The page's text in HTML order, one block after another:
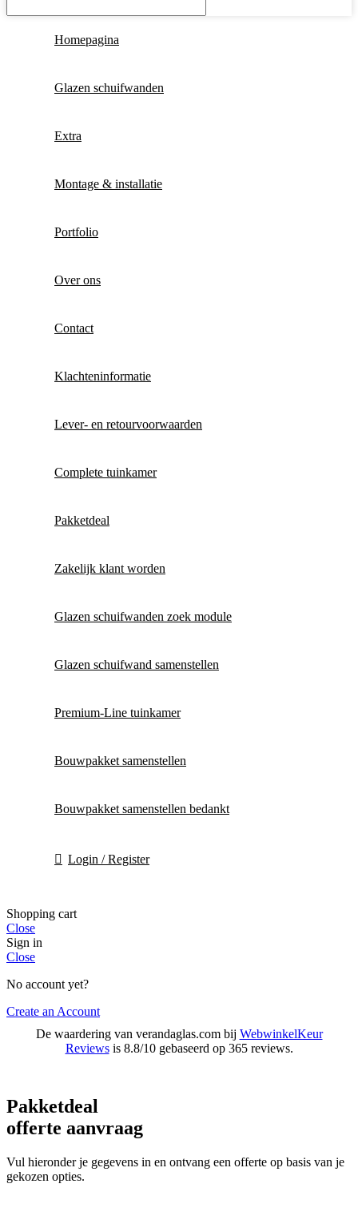
Homepagina
Glazen schuifwanden
Extra
Montage & installatie
Portfolio
Over ons
Contact
Klachteninformatie
Lever- en retourvoorwaarden
Complete tuinkamer
Pakketdeal
Zakelijk klant worden
Glazen schuifwanden zoek module
Glazen schuifwand samenstellen
Premium-Line tuinkamer
Bouwpakket samenstellen
Bouwpakket samenstellen bedankt
Login / Register
Shopping cart
Close
Sign in
Close
No account yet?
Create an Account
De waardering van verandaglas.com bij WebwinkelKeur
Reviewsis 8.8/10 gebaseerd op 365 reviews.
Pakketdeal
offerte aanvraag
Vul hieronder je gegevens in en ontvang een offerte op basis van je
gekozen opties.